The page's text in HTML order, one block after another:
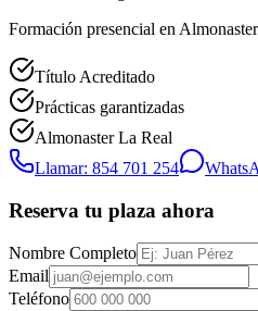
Formación presencial en
Título Acreditado
Prácticas garantizadas
Almonaster La Real
Llamar: 854 701 254
Reserva tu plaza ahora
Nombre Completo
Email
Teléfono